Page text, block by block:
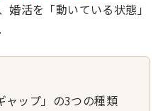
婚活を「動いている状態」
ャップ」の3つの種類